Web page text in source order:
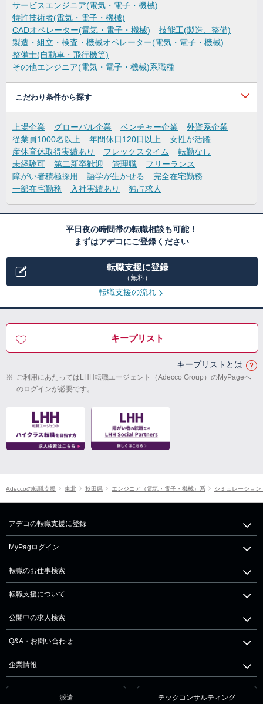
サービスエンジニア(電気・電子・機械)
特許技術者(電気・電子・機械)
CADオペレーター(電気・電子・機械)
技能工(製造、整備)
製造・組立・検査・機械オペレーター(電気・電子・機械)
整備士(自動車・飛行機等)
その他エンジニア(電気・電子・機械)系職種
こだわり条件から探す
上場企業 グローバル企業 ベンチャー企業
外資系企業
従業員1000名以上
年間休日120日以上
女性が活躍
産休育休取得実績あり
フレックスタイム
転勤なし
未経験可
第二新卒歓迎 管理職
フリーランス
障がい者積極採用
語学が生かせる
完全在宅勤務
一部在宅勤務
入社実績あり 独占求人
平日夜の時間帯の転職相談も可能！
まずはアデコにご登録ください
転職支援に登録
（無料）
転職支援の流れ
キープリスト
キープリストとは
※ ご利用にあたってはLHH転職エージェント（Adecco Group）のMyPageへ
のログインが必要です。
Adeccoの転職支援 東北 秋田県 エンジニア（電気・電子・機械）系 シミュレーショ
アデコの転職支援に登録
MyPagログイン
転職のお仕事検索
転職支援について
公開中の求人検索
Q&A・お問い合わせ
企業情報
派遣 テックコンサルティング